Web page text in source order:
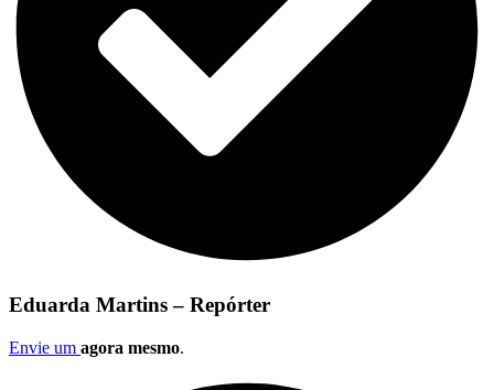
Eduarda Martins – Repórter
Envie um agora mesmo.